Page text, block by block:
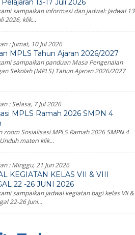
13-17 Juli 2026
sampaikan informasi dan jadwal: Jadwal 13
2026, klik...
:Jumat, 10 Jul 2026
MPLS Tahun Ajaran 2026/2027
sampaikan panduan Masa Pengenalan
Sekolah (MPLS) Tahun Ajaran 2026/2027
:Selasa, 7 Jul 2026
MPLS Ramah 2026 SMPN 4
zoom Sosialisasi MPLS Ramah 2026 SMPN 4
materi klik...
:Minggu, 21 Jun 2026
KEGIATAN KELAS VII & VIII
22 -26 JUNI 2026
sampaikan jadwal kegiatan bagi kelas VII &
22-26 Juni...